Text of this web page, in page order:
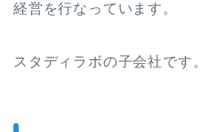
経営を行なっています。
スタディラボの子会社です。